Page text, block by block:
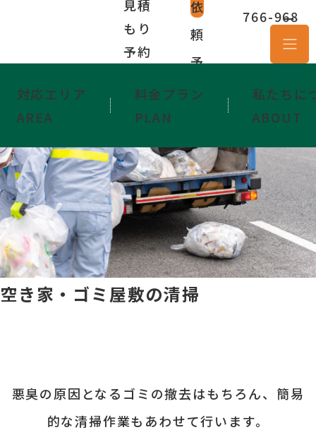
ー
隊
見積
もり
予約
依
頼
予
約
766-968
対応エリア
AREA
料金プラン
PLAN
私たちに
ABOUT
空き家・ゴミ屋敷の清掃
悪臭の原因となるゴミの撤去はもちろん、 簡易
的な清掃作業もあわせて行います。